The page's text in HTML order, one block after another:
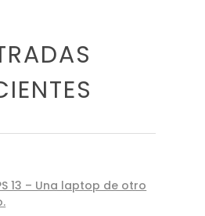
13 – Una laptop de otro